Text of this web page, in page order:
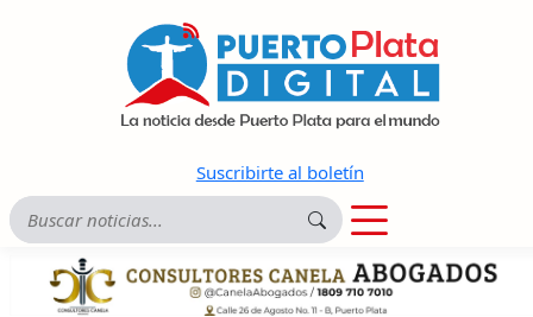
Suscribirte al boletín